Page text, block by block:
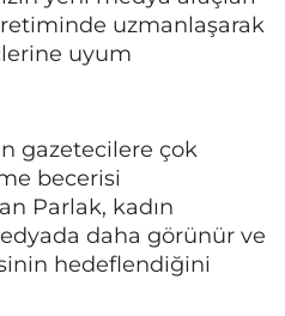
uzmanlaşarak
uyum
gazetecilere çok
becerisi
Parlak, kadın
daha görünür ve
hedeflendiğini